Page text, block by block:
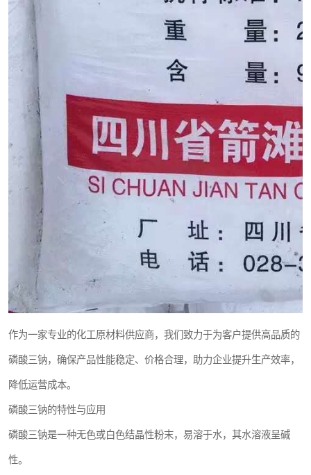
作为一家专业的化工原材料供应商，我们致力于为客户提供高品质的
磷酸三钠，确保产品性能稳定、价格合理，助力企业提升生产效率，
降低运营成本。
磷酸三钠的特性与应用
磷酸三钠是一种无色或白色结晶性粉末，易溶于水，其水溶液呈碱
性。